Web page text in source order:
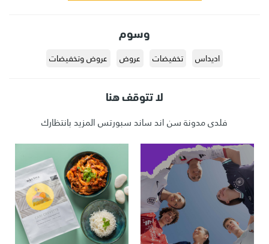
وسوم
اديداس تخفيضات عروض عروض وتخفيضات
لا تتوقف هنا
فلدى مدونة سن اند ساند سبورتس المزيد بانتظارك